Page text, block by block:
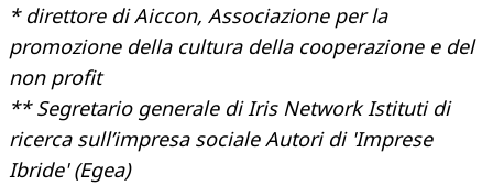
* direttore di Aiccon, Associazione per la
promozione della cultura della cooperazione e del
non profit
** Segretario generale di Iris Network Istituti di
ricerca sull’impresa sociale Autori di 'Imprese
Ibride' (Egea)